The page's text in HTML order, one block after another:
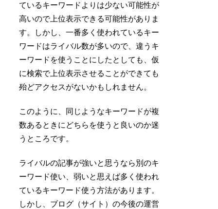
ているキーワードよりは少ない可能性が
高いので上位表示できる可能性がありま
す。しかし、一番多く使われているキー
ワードはライバル数が多いので、違うキ
ーワードを使うことにしたとしても、仮
に検索で上位表示させることができても
殆どアクセスがないかもしれません。
このように、同じようなキーワードが複
数あるときにどちらを使うと良いのか迷
うところです。
ライバルの記事が強いと思うなら別のキ
ーワード使い、弱いと思えば多く使われ
ているキーワード使う方法があります。
しかし、ブログ（サイト）の今後の運営